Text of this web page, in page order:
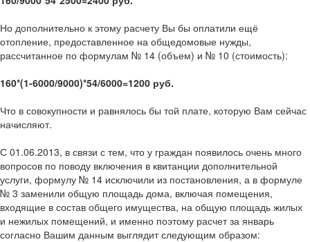
Но дополнительно к этому расчету Вы бы оплатили ещё
отопление, предоставленное на общедомовые нужды,
рассчитанное по формулам № 14 (объем) и № 10 (стоимость):
160*(1-6000/9000)*54/6000=1200 руб.
Что в совокупности и равнялось бы той плате, которую Вам сейчас
начисляют.
С 01.06.2013, в связи с тем, что у граждан появилось очень много
вопросов по поводу включения в квитанции дополнительной
услуги, формулу № 14 исключили из постановления, а в формуле
№ 3 заменили общую площадь дома, включая помещения,
входящие в состав общего имущества, на общую площадь жилых
и нежилых помещений, и именно поэтому расчет за январь
согласно Вашим данным выглядит следующим образом: